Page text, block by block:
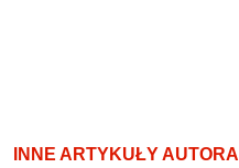
INNE ARTYKUŁY AUTORA